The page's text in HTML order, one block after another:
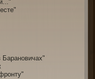
Барановичах"